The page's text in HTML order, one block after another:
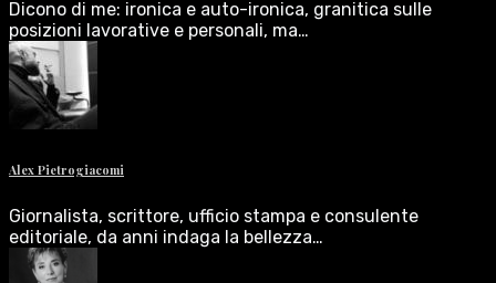
Dicono di me: ironica e auto-ironica, granitica sulle
posizioni lavorative e personali, ma…
Alex Pietrogiacomi
Giornalista, scrittore, ufficio stampa e consulente
editoriale, da anni indaga la bellezza…